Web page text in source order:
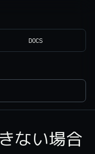
DOCS
ない場合